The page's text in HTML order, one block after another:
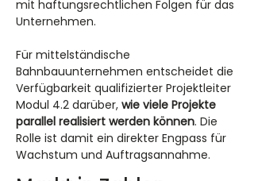
mit haftungsrechtlichen Folgen für das
Unternehmen.
Für mittelständische
Bahnbauunternehmen entscheidet die
Verfügbarkeit qualifizierter Projektleiter
Modul 4.2 darüber, wie viele Projekte
parallel realisiert werden können. Die
Rolle ist damit ein direkter Engpass für
Wachstum und Auftragsannahme.